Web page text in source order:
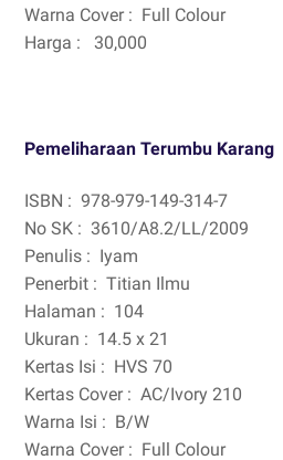
Warna Cover : Full Colour
Harga :
30,000
Pemeliharaan Terumbu Karang
ISBN : 978-979-149-314-7
No SK : 3610/A8.2/LL/2009
Penulis : Iyam
Penerbit : Titian Ilmu
Halaman : 104
Ukuran : 14.5 x 21
Kertas Isi : HVS 70
Kertas Cover : AC/Ivory 210
Warna Isi : B/W
Warna Cover : Full Colour